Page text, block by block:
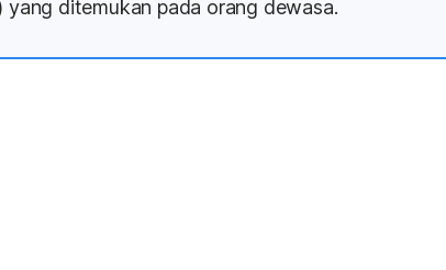
yang ditemukan pada orang dewasa.